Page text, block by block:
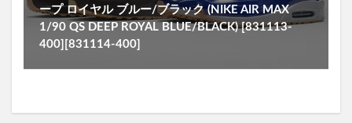
ープ ロイヤル ブルー/ブラック (NIKE AIR MAX
1/90 QS DEEP ROYAL BLUE/BLACK) [831113-
400][831114-400]